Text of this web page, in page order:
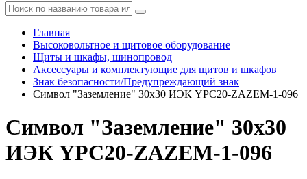
Главная
Высоковольтное и щитовое оборудование
Щиты и шкафы, шинопровод
Аксессуары и комплектующие для щитов и шкафов
Знак безопасности/Предупреждающий знак
Символ "Заземление" 30х30 ИЭК YPC20-ZAZEM-1-096
Символ "Заземление" 30х30
ИЭК YPC20-ZAZEM-1-096